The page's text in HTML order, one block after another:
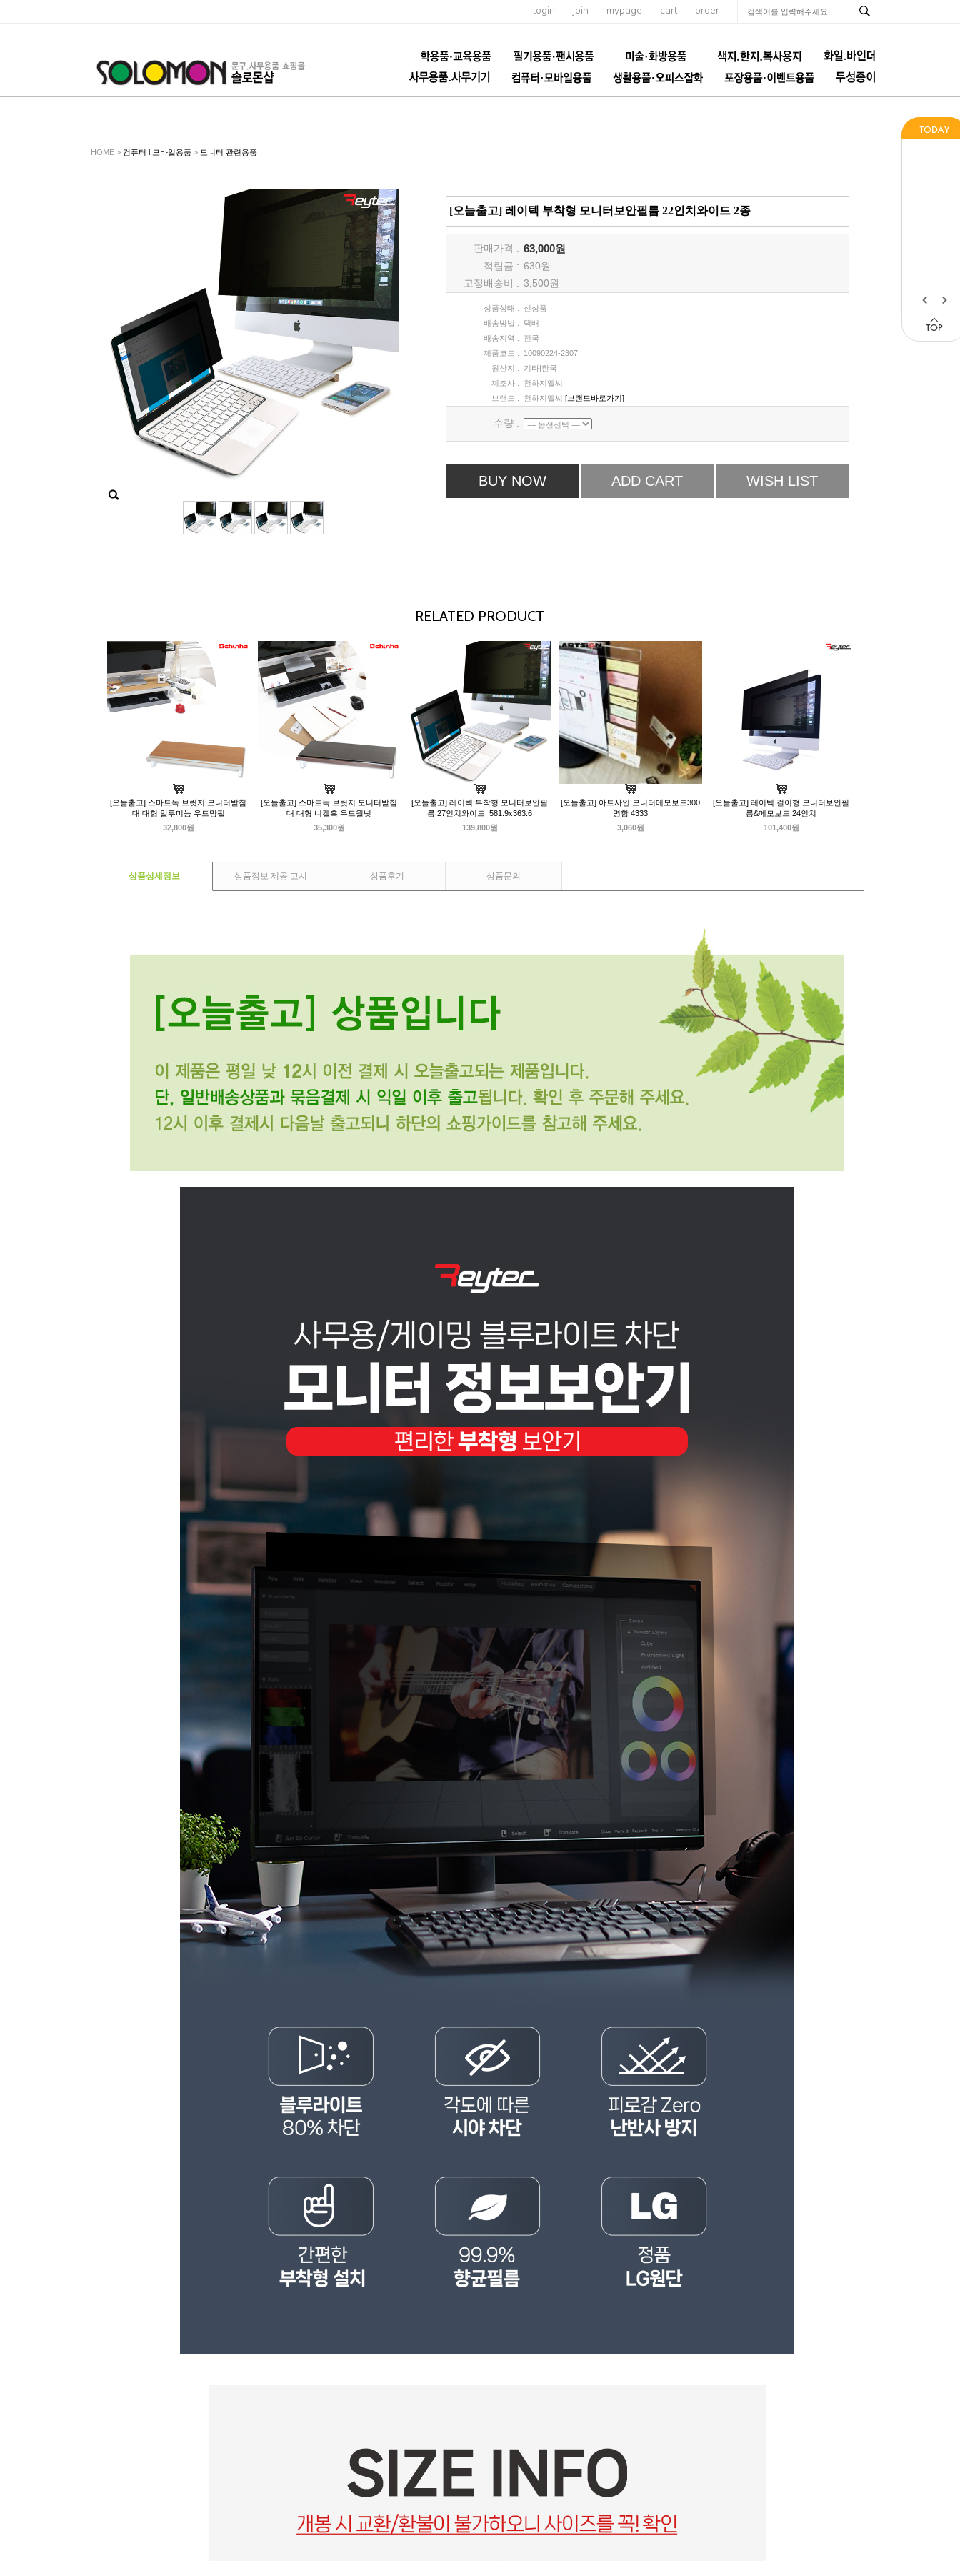
login join mypage cart order
HOME > 컴퓨터 l 모바일용품 > 모니터 관련용품
[오늘출고] 레이텍 부착형 모니터보안필름 22인치와이드 2종
판매가격 : 63,000원
적립금 : 630원
고정배송비 : 3,500원
상품상태 :
신상품
배송방법 :
택배
배송지역 :
전국
제품코드 :
10090224-2307
원산지 :
기타|한국
제조사 :
천하지엘씨
브랜드 :
천하지엘씨 [브랜드바로가기]
수량 :
BUY NOW ADD CART WISH LIST
RELATED PRODUCT
[오늘출고] 스마트독 브릿지 모니터받침
대 대형 알루미늄 우드망펄
32,800원
[오늘출고] 스마트독 브릿지 모니터받침
대 대형 니켈흑 우드월넛
35,300원
[오늘출고] 레이텍 부착형 모니터보안필
름 27인치와이드_581.9x363.6
139,800원
[오늘출고] 아트사인 모니터메모보드300
명함 4333
3,060원
[오늘출고] 레이텍 걸이형 모니터보안필
름&메모보드 24인치
101,400원
상품상세정보 상품정보 제공 고시 상품후기 상품문의